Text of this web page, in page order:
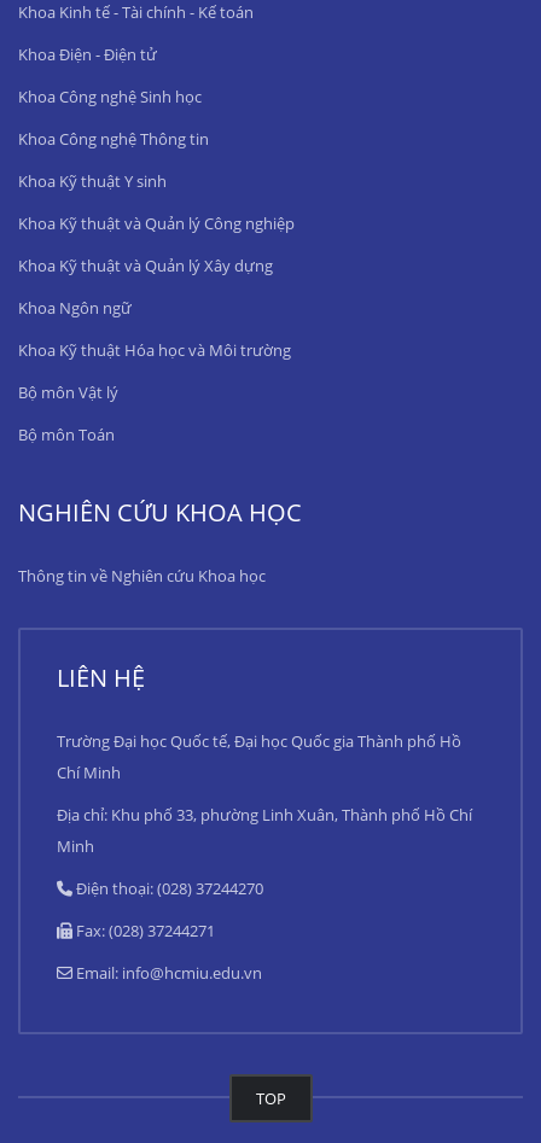
Khoa Kinh tế - Tài chính - Kế toán
Khoa Điện - Điện tử
Khoa Công nghệ Sinh học
Khoa Công nghệ Thông tin
Khoa Kỹ thuật Y sinh
Khoa Kỹ thuật và Quản lý Công nghiệp
Khoa Kỹ thuật và Quản lý Xây dựng
Khoa Ngôn ngữ
Khoa Kỹ thuật Hóa học và Môi trường
Bộ môn Vật lý
Bộ môn Toán
NGHIÊN CỨU KHOA HỌC
Thông tin về Nghiên cứu Khoa học
LIÊN HỆ
Trường Đại học Quốc tế, Đại học Quốc gia Thành phố Hồ
Chí Minh
Địa chỉ: Khu phố 33, phường Linh Xuân, Thành phố Hồ Chí
Minh
Điện thoại: (028) 37244270
Fax: (028) 37244271
Email: info@hcmiu.edu.vn
TOP